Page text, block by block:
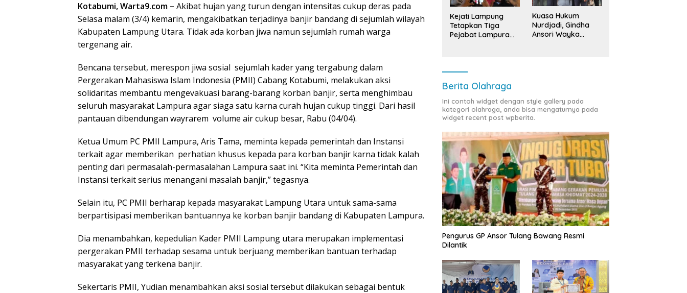
Kotabumi, Warta9.com – Akibat hujan yang turun dengan intensitas cukup deras pada
Selasa malam (3/4) kemarin, mengakibatkan terjadinya banjir bandang di sejumlah wilayah
Kabupaten Lampung Utara. Tidak ada korban jiwa namun sejumlah rumah warga
tergenang air.
Bencana tersebut, merespon jiwa sosial sejumlah kader yang tergabung dalam
Pergerakan Mahasiswa Islam Indonesia (PMII) Cabang Kotabumi, melakukan aksi
solidaritas membantu mengevakuasi barang-barang korban banjir, serta menghimbau
seluruh masyarakat Lampura agar siaga satu karna curah hujan cukup tinggi. Dari hasil
pantauan dibendungan wayrarem volume air cukup besar, Rabu (04/04).
Ketua Umum PC PMII Lampura, Aris Tama, meminta kepada pemerintah dan Instansi
terkait agar memberikan perhatian khusus kepada para korban banjir karna tidak kalah
penting dari permasalah-permasalahan Lampura saat ini. “Kita meminta Pemerintah dan
Instansi terkait serius menangani masalah banjir,” tegasnya.
Selain itu, PC PMII berharap kepada masyarakat Lampung Utara untuk sama-sama
berpartisipasi memberikan bantuannya ke korban banjir bandang di Kabupaten Lampura.
Dia menambahkan, kepedulian Kader PMII Lampung utara merupakan implementasi
pergerakan PMII terhadap sesama untuk berjuang memberikan bantuan terhadap
masyarakat yang terkena banjir.
Sekertaris PMII, Yudian menambahkan aksi sosial tersebut dilakukan sebagai bentuk
Kejati Lampung
Tetapkan Tiga
Pejabat Lampura
Kuasa Hukum
Nurdjadi, Gindha
Ansori Wayka
Berita Olahraga
Ini contoh widget dengan style gallery pada
kategori olahraga, anda bisa mengaturnya pada
widget recent post wpberita.
Pengurus GP Ansor Tulang Bawang Resmi
Dilantik